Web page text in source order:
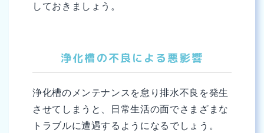
しておきましょう。
浄化槽の不良による悪影響
浄化槽のメンテナンスを怠り排水不良を発生
させてしまうと、日常生活の面でさまざまな
トラブルに遭遇するようになるでしょう。